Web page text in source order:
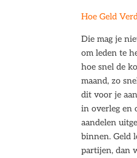
Hoe Geld
Die mag je
om leden te
hoe snel de
maand, zo
dit voor je
in overleg en
aandelen
binnen. Geld
partijen, dan